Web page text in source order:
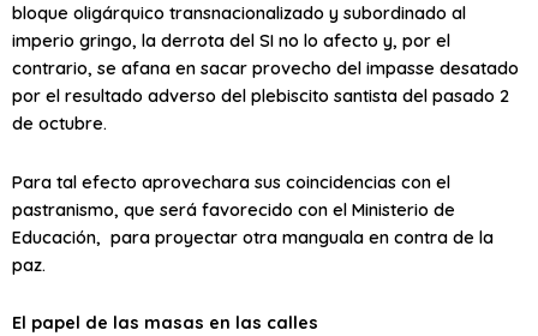
bloque oligárquico transnacionalizado y subordinado al
imperio gringo, la derrota del SI no lo afecto y, por el
contrario, se afana en sacar provecho del impasse desatado
por el resultado adverso del plebiscito santista del pasado 2
de octubre.
Para tal efecto aprovechara sus coincidencias con el
pastranismo, que será favorecido con el Ministerio de
Educación, para proyectar otra manguala en contra de la
paz.
El papel de las masas en las calles